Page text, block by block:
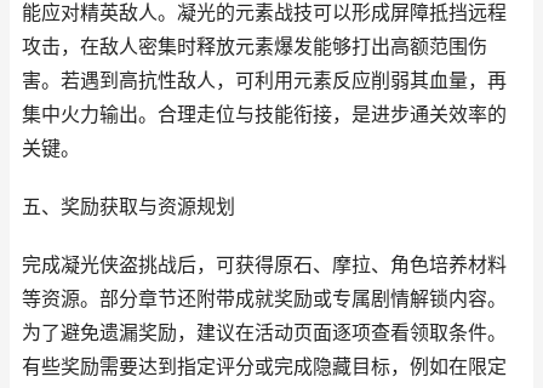
能应对精英敌人。凝光的元素战技可以形成屏障抵挡远程
攻击，在敌人密集时释放元素爆发能够打出高额范围伤
害。若遇到高抗性敌人，可利用元素反应削弱其血量，再
集中火力输出。合理走位与技能衔接，是进步通关效率的
关键。
五、奖励获取与资源规划
完成凝光侠盗挑战后，可获得原石、摩拉、角色培养材料
等资源。部分章节还附带成就奖励或专属剧情解锁内容。
为了避免遗漏奖励，建议在活动页面逐项查看领取条件。
有些奖励需要达到指定评分或完成隐藏目标，例如在限定